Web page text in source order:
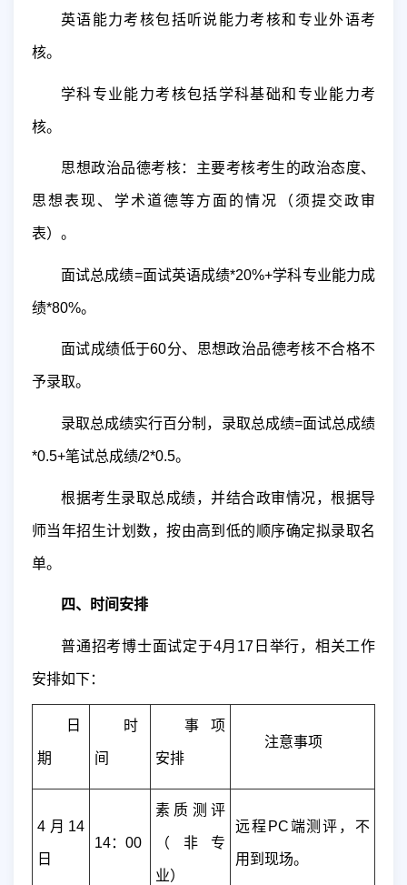
英语能力考核包括听说能力考核和专业外语考
核。
学科专业能力考核包括学科基础和专业能力考
核。
思想政治品德考核：主要考核考生的政治态度、
思想表现、学术道德等方面的情况 （须提交政审
表） 。
面试总成绩=面试英语成绩*20%+学科专业能力成
绩*80%。
面试成绩低于60分、思想政治品德考核不合格不
予录取。
录取总成绩实行百分制， 录取总成绩=面试总成绩
*0.5+笔试总成绩/2*0.5。
根据考生录取总成绩，并结合政审情况，根据导
师当年招生计划数，按由高到低的顺序确定拟录取名
单。
四、时间安排
普通招考博士面试定于4月 17 日举行，相关工作
安排如下：
日
期
时
间
事项
安排
注意事项
4 月 14
日
14： 00
素质测评
（非专
业）
远程 PC端测评，不
用到现场。